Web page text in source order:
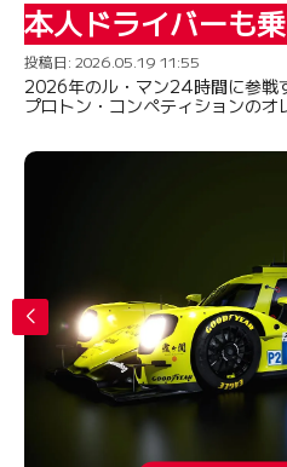
本人ドライバーも
投稿日: 2026.05.19 11:55
2026年のル・マン24時間に参
プロトン・コンペティションのオ